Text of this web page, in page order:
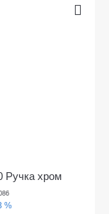
Ручка хром
%